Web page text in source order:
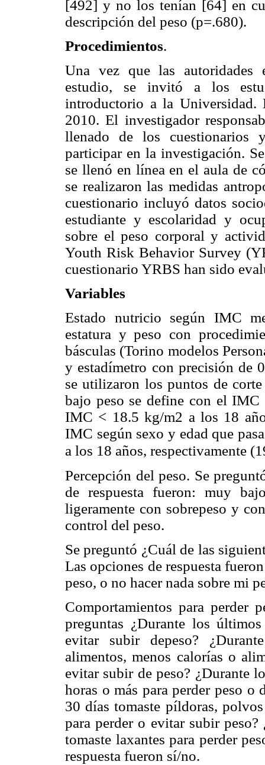
[492] y no los tenían [64] en
descripción del peso (p=.680).
Procedimientos.
Una vez que las autoridades
estudio, se invitó a los
introductorio a la
2010. El investigador
llenado de los cuestionarios
participar en la investigación.
se llenó en línea en el aula de
se realizaron las medidas
cuestionario incluyó datos
estudiante y escolaridad y
sobre el peso corporal y
Youth Risk Behavior Survey
cuestionario YRBS han sido
Variables
Estado nutricio según IMC
estatura y peso con
básculas (Torino modelos
y estadímetro con precisión de
se utilizaron los puntos de
bajo peso se define con el IMC
IMC < 18.5 kg/m2 a los 18
IMC según sexo y edad que
a los 18 años, respectivamente
Percepción del peso. Se
de respuesta fueron: muy
ligeramente con sobrepeso y
control del peso.
Se preguntó ¿Cuál de las
Las opciones de respuesta
peso, o no hacer nada sobre mi
Comportamientos para perder
preguntas ¿Durante los
evitar subir depeso?
alimentos, menos calorías o
evitar subir de peso? ¿Durante
horas o más para perder peso o
30 días tomaste píldoras,
para perder o evitar subir
tomaste laxantes para perder
respuesta fueron sí/no.